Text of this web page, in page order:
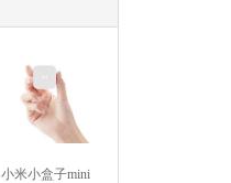
小米小盒子mini